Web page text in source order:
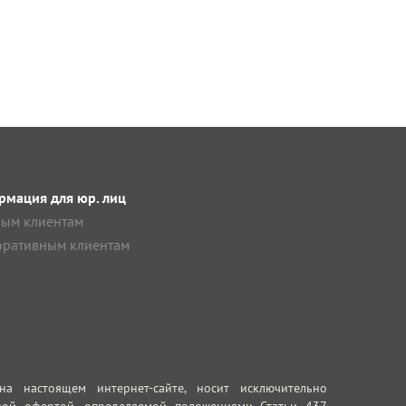
для юр. лиц
клиентам
клиентам
интернет-сайте, носит исключительно